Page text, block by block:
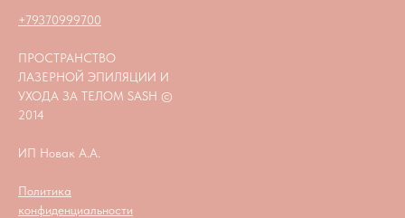
+79370999700
ПРОСТРАНСТВО
ЛАЗЕРНОЙ ЭПИЛЯЦИИ И
УХОДА ЗА ТЕЛОМ SASH ©
2014
ИП Новак А.А.
Политика
конфиденциальности